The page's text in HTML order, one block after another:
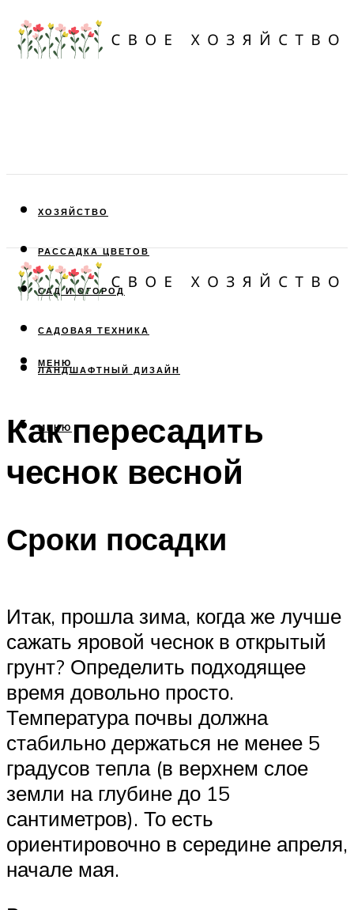
ХОЗЯЙСТВО
РАССАДКА ЦВЕТОВ
САД И ОГОРОД
САДОВАЯ ТЕХНИКА
ЛАНДШАФТНЫЙ ДИЗАЙН
МЕНЮ
МЕНЮ
Как пересадить
чеснок весной
Сроки посадки
Итак, прошла зима, когда же лучше
сажать яровой чеснок в открытый
грунт? Определить подходящее
время довольно просто.
Температура почвы должна
стабильно держаться не менее 5
градусов тепла (в верхнем слое
земли на глубине до 15
сантиметров). То есть
ориентировочно в середине апреля,
начале мая.